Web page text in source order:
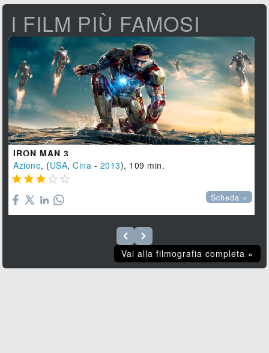
I FILM PIÙ FAMOSI
IRON MAN 3
Azione, (USA,Cina - 2013), 109 min.
    
Scheda »
Vai alla filmografia completa »